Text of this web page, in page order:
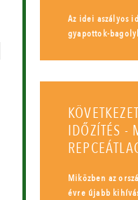
Az idei aszályos
gyapottok-
IDŐZÍTÉS -
Miközben az
évre újabb